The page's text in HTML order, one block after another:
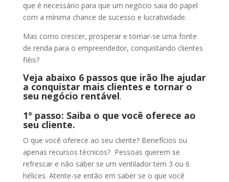
que é necessário para que um negócio saia do papel
com a mínima chance de sucesso e lucratividade.
Mas como crescer, prosperar e tornar-se uma fonte
de renda para o empreendedor, conquistando clientes
fiéis?
Veja abaixo 6 passos que irão lhe ajudar
a conquistar mais clientes e tornar o
seu negócio rentável.
1º passo: Saiba o que você oferece ao
seu cliente.
O que você oferece ao seu cliente? Benefícios ou
apenas recursos técnicos? Pessoas querem se
refrescar e não saber se um ventilador tem 3 ou 6
hélices. Atente-se então em saber se o que você